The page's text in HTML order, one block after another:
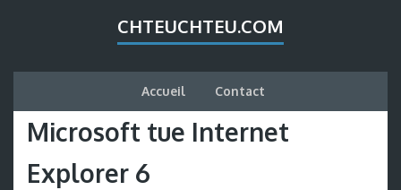
CHTEUCHTEU.COM
Accueil Contact
Microsoft tue Internet
Explorer 6